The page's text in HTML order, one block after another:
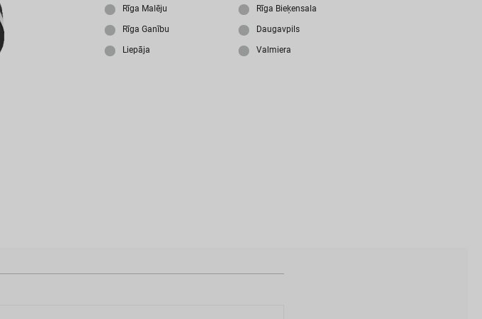
Aiz
id
Rīga Malēju Rīga Bieķensala
Rīga Ganību Daugavpils
Liepāja Valmiera